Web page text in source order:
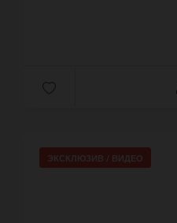
ЭКСКЛЮЗИВ / ВИДЕО